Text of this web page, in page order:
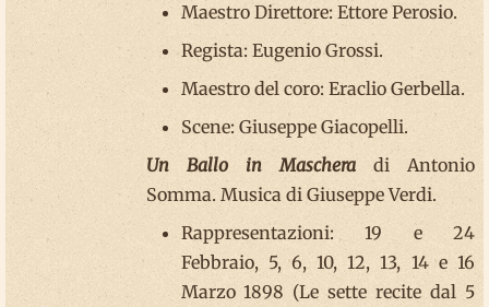
Maestro Direttore: Ettore Perosio.
Regista: Eugenio Grossi.
Maestro del coro: Eraclio Gerbella.
Scene: Giuseppe Giacopelli.
Un Ballo in Mascheradi Antonio
Somma. Musica di Giuseppe Verdi.
Rappresentazioni: 19 e 24
Febbraio, 5, 6, 10, 12, 13, 14 e 16
Marzo 1898 (Le sette recite dal 5